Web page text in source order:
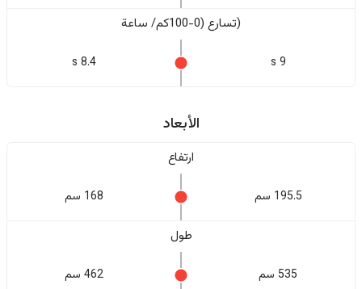
(تسارع (0-100كم/ ساعة
9 s
8.4 s
الأبعاد
ارتفاع
195.5 سم 168 سم
طول
535 سم 462 سم